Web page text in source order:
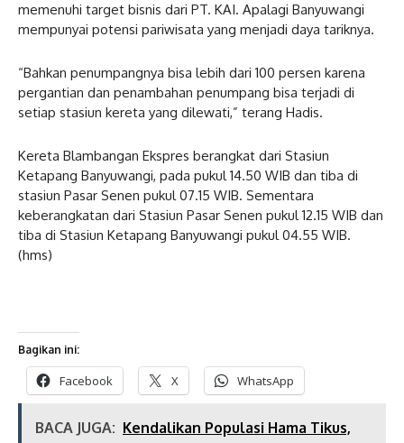
memenuhi target bisnis dari PT. KAI. Apalagi Banyuwangi
mempunyai potensi pariwisata yang menjadi daya tariknya.
“Bahkan penumpangnya bisa lebih dari 100 persen karena
pergantian dan penambahan penumpang bisa terjadi di
setiap stasiun kereta yang dilewati,” terang Hadis.
Kereta Blambangan Ekspres berangkat dari Stasiun
Ketapang Banyuwangi, pada pukul 14.50 WIB dan tiba di
stasiun Pasar Senen pukul 07.15 WIB. Sementara
keberangkatan dari Stasiun Pasar Senen pukul 12.15 WIB dan
tiba di Stasiun Ketapang Banyuwangi pukul 04.55 WIB.
(hms)
Bagikan ini:
Facebook X WhatsApp
BACA JUGA: Kendalikan Populasi Hama Tikus,